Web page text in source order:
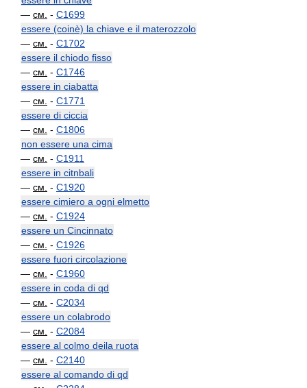
— см. - C1699
essere (coinè) la chiave e il materozzolo
— см. - C1702
essere il chiodo fisso
— см. - C1746
essere in ciabatta
— см. - C1771
essere di ciccia
— см. - C1806
non essere una cima
— см. - C1911
essere in citnbali
— см. - C1920
essere cimiero a ogni elmetto
— см. - C1924
essere un Cincinnato
— см. - C1926
essere fuori circolazione
— см. - C1960
essere in coda di qd
— см. - C2034
essere un colabrodo
— см. - C2084
essere al colmo deila ruota
— см. - C2140
essere al comando di qd